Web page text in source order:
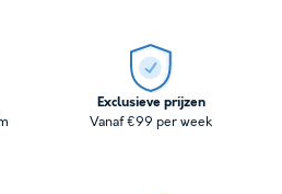
Exclusieve prijzen
Vanaf €99 per week